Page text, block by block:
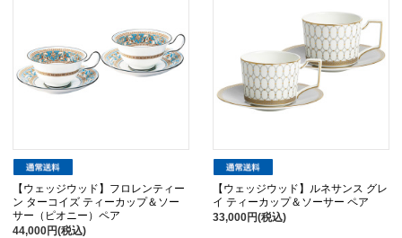
【ウェッジウッド】フロレンティー
ン ターコイズ ティーカップ＆ソー
サー（ピオニー）ペア
44,000円(税込)
【ウェッジウッド】ルネサンス グレ
イ ティーカップ＆ソーサー ペア
33,000円(税込)